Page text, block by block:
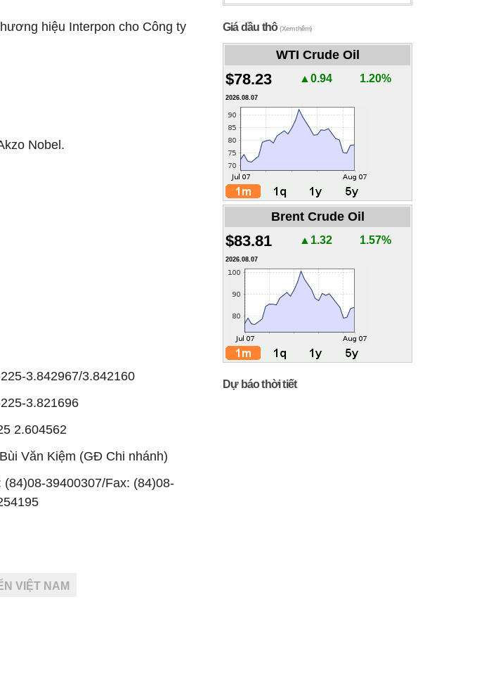
hiệu Interpon cho Công ty
Nobel.
3.842967/3.842160
3.821696
2.604562
Văn Kiệm (GĐ Chi nhánh)
(84)08-39400307/Fax: (84)08-
VIỆT NAM
Giá dầu thô(Xem thêm)
WTI Crude Oil
$78.23 ▲0.94 1.20%
2026.08.07
Brent Crude Oil
$83.81 ▲1.32 1.57%
2026.08.07
Dự báo thời tiết